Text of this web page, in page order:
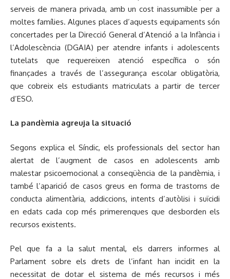
serveis de manera privada, amb un cost inassumible per a
moltes famílies. Algunes places d’aquests equipaments són
concertades per la Direcció General d’Atenció a la Infància i
l’Adolescència (DGAIA) per atendre infants i adolescents
tutelats que requereixen atenció específica o són
finançades a través de l’assegurança escolar obligatòria,
que cobreix els estudiants matriculats a partir de tercer
d’ESO.
La pandèmia agreuja la situació
Segons explica el Síndic, els professionals del sector han
alertat de l’augment de casos en adolescents amb
malestar psicoemocional a conseqüència de la pandèmia, i
també l’aparició de casos greus en forma de trastorns de
conducta alimentària, addiccions, intents d’autòlisi i suïcidi
en edats cada cop més primerenques que desborden els
recursos existents.
Pel que fa a la salut mental, els darrers informes al
Parlament sobre els drets de l’infant han incidit en la
necessitat de dotar el sistema de més recursos i més